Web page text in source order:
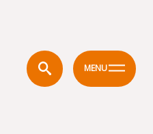
MENU